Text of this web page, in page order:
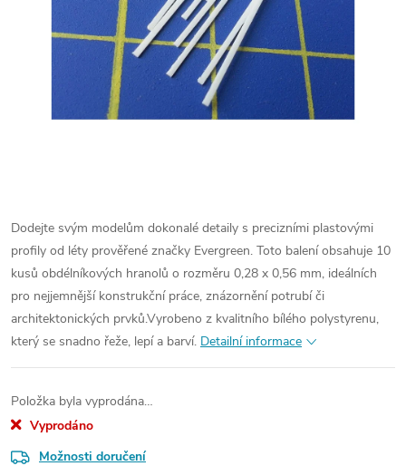
Dodejte svým modelům dokonalé detaily s precizními plastovými
profily od léty prověřené značky Evergreen. Toto balení obsahuje 10
kusů obdélníkových hranolů o rozměru 0,28 x 0,56 mm, ideálních
pro nejjemnější konstrukční práce, znázornění potrubí či
architektonických prvků.Vyrobeno z kvalitního bílého polystyrenu,
který se snadno řeže, lepí a barví. Detailní informace
Položka byla vyprodána…
Vyprodáno
Možnosti doručení